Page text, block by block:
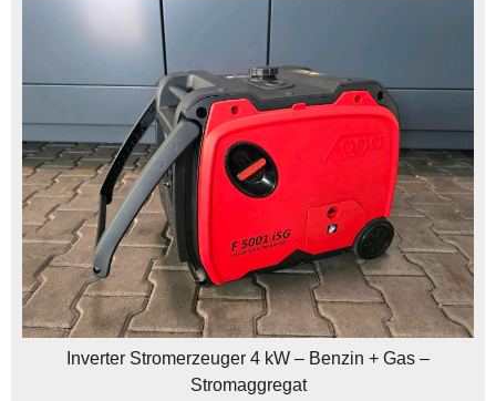
Inverter Stromerzeuger 4 kW – Benzin + Gas –
Stromaggregat